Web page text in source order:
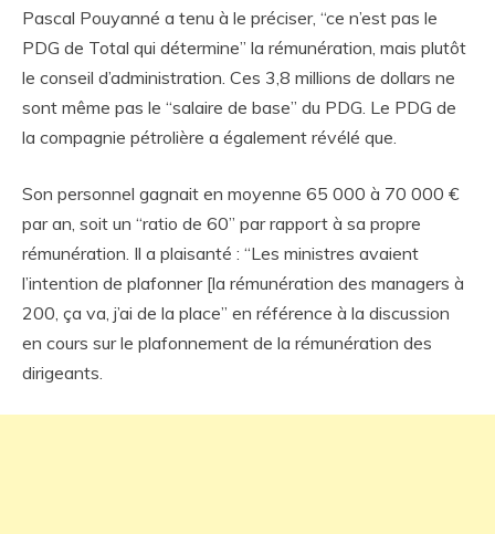
Pascal Pouyanné a tenu à le préciser, “ce n’est pas le
PDG de Total qui détermine” la rémunération, mais plutôt
le conseil d’administration. Ces 3,8 millions de dollars ne
sont même pas le “salaire de base” du PDG. Le PDG de
la compagnie pétrolière a également révélé que.
Son personnel gagnait en moyenne 65 000 à 70 000 €
par an, soit un “ratio de 60” par rapport à sa propre
rémunération. Il a plaisanté : “Les ministres avaient
l’intention de plafonner [la rémunération des managers à
200, ça va, j’ai de la place” en référence à la discussion
en cours sur le plafonnement de la rémunération des
dirigeants.